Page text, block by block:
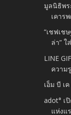
มูลนิธิพร
เคารพ
“เชฟเช
ล่า” ใ
LINE
ความ
เอ็ม บี เ
adot° เ
แห่งแ